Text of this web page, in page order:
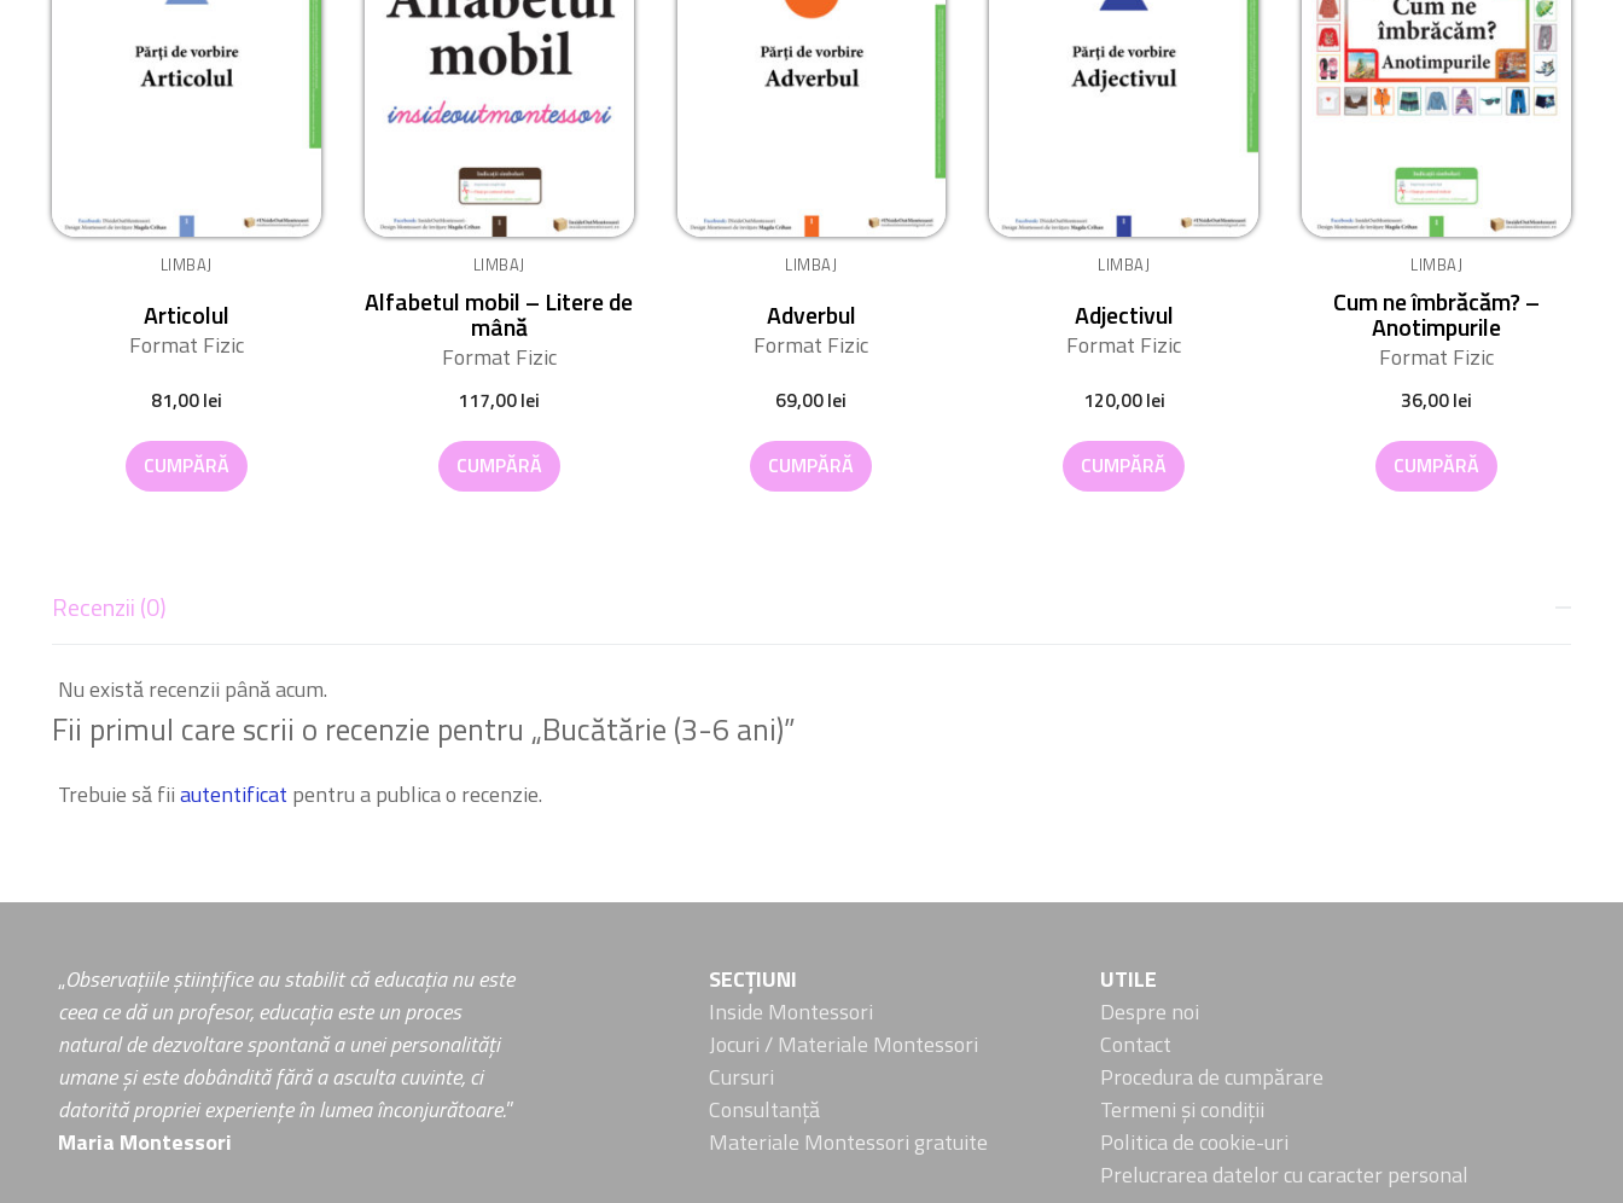
LIMBAJ
Articolul
Format Fizic
81,00lei
CUMPĂRĂ
LIMBAJ
Alfabetul mobil – Litere de
mână
Format Fizic
117,00lei
CUMPĂRĂ
LIMBAJ
Adverbul
Format Fizic
69,00lei
CUMPĂRĂ
LIMBAJ
Adjectivul
Format Fizic
120,00lei
CUMPĂRĂ
LIMBAJ
Cum ne îmbrăcăm? –
Anotimpurile
Format Fizic
36,00lei
CUMPĂRĂ
Recenzii (0)
Nu există recenzii până acum.
Fii primul care scrii o recenzie pentru „Bucătărie (3-6 ani)”
Trebuie să fiiautentificat pentru a publica o recenzie.
„Observațiile științifice au stabilit că educația nu este
ceea ce dă un profesor, educația este un proces
natural de dezvoltare spontană a unei personalități
umane și este dobândită fără a asculta cuvinte, ci
datorită propriei experiențe în lumea înconjurătoare.”
Maria Montessori
SECȚIUNI
Inside Montessori
Jocuri / Materiale Montessori
Cursuri
Consultanță
Materiale Montessori gratuite
UTILE
Despre noi
Contact
Procedura de cumpărare
Termeni și condiții
Politica de cookie-uri
Prelucrarea datelor cu caracter personal